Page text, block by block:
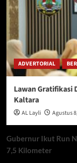
ADVERTORIAL
Lawan Gratifikasi
Kaltara
AL Layli Agustus
Gubernur Ikut Run
7,5 Kilometer